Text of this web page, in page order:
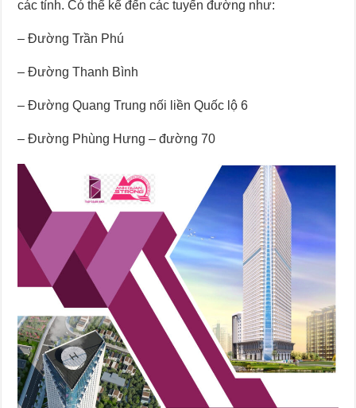
các tỉnh. Có thể kể đến các tuyến đường như:
– Đường Trần Phú
– Đường Thanh Bình
– Đường Quang Trung nối liền Quốc lộ 6
– Đường Phùng Hưng – đường 70